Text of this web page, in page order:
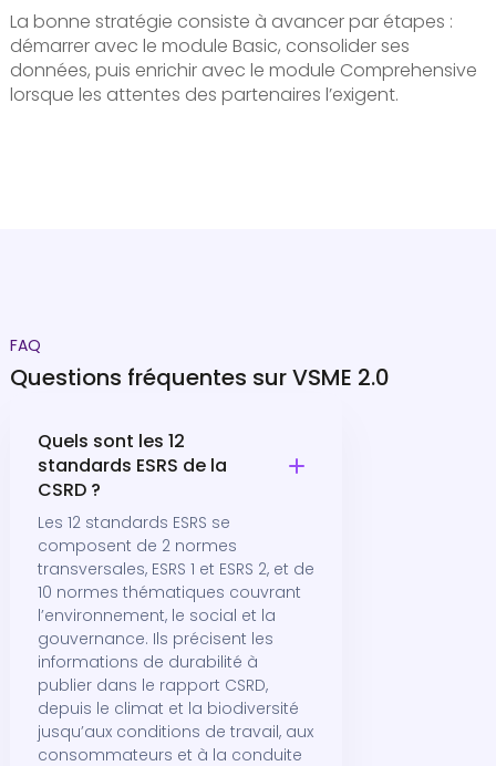
La bonne stratégie consiste à avancer par étapes :
démarrer avec le module Basic, consolider ses
données, puis enrichir avec le module Comprehensive
lorsque les attentes des partenaires l’exigent.
FAQ
Questions fréquentes sur VSME 2.0
Quels sont les 12
standards ESRS de la
CSRD ?
Les 12 standards ESRS se
composent de 2 normes
transversales, ESRS 1 et ESRS 2, et de
10 normes thématiques couvrant
l’environnement, le social et la
gouvernance. Ils précisent les
informations de durabilité à
publier dans le rapport CSRD,
depuis le climat et la biodiversité
jusqu’aux conditions de travail, aux
consommateurs et à la conduite